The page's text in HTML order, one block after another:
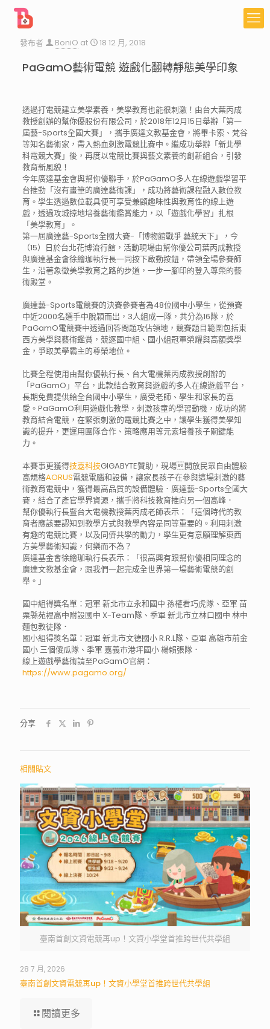
發布者 BoniO at 18 12 月, 2018
PaGamO藝術電競 遊戲化翻轉靜態美學印象
透過打電競建立美學素養，美學教育也能很刺激！由台大葉丙成
教授創辦的幫你優股份有限公司，於2018年12月15日舉辦「第一
屆藝-Sports全國大賽」，攜手廣達文教基金會，將畢卡索、梵谷
等知名藝術家，帶入熱血刺激電競比賽中。繼成功舉辦「新北學
科電競大賽」後，再度以電競比賽與藝文素養的創新組合，引發
教育新風貌！
今年廣達基金會與幫你優聯手，於PaGamO多人在線遊戲學習平
台推動「沒有畫筆的廣達藝術課」，成功將藝術課程融入數位教
育。學生透過數位載具便可享受兼顧趣味性與教育性的線上遊
戲，透過攻城掠地培養藝術鑑賞能力，以「遊戲化學習」扎根
「美學教育」。
第一屆廣達藝-Sports全國大賽-「博物館戰爭 藝統天下」，今
（15）日於台北花博流行館，活動現場由幫你優公司葉丙成教授
與廣達基金會徐繪珈執行長一同按下啟動按鈕，帶領全場參賽師
生，沿著象徵美學教育之路的步道，一步一腳印的登入尊榮的藝
術殿堂。
廣達藝-Sports電競賽的決賽參賽者為48位國中小學生，從預賽
中近2000名選手中脫穎而出，3人組成一隊，共分為16隊，於
PaGamO電競賽中透過回答問題攻佔領地，競賽題目範圍包括東
西方美學與藝術鑑賞，競逐國中組、國小組冠軍榮耀與高額獎學
金，爭取美學霸主的尊榮地位。
比賽全程使用由幫你優執行長、台大電機葉丙成教授創辦的
「PaGamO」平台，此款結合教育與遊戲的多人在線遊戲平台，
長期免費提供給全台國中小學生，廣受老師、學生和家長的喜
愛。PaGamO利用遊戲化教學，刺激孩童的學習動機，成功的將
教育結合電競，在緊張刺激的電競比賽之中，讓學生獲得美學知
識的提升，更運用團隊合作、策略應用等元素培養孩子關鍵能
力。
本賽事更獲得技嘉科技GIGABYTE贊助，現場開放民眾自由體驗
高規格AORUS電競電腦和設備，讓家長孩子在參與這場刺激的藝
術教育電競中，獲得最高品質的設備體驗．廣達藝-Sports全國大
賽，結合了產官學界資源，攜手將科技教育推向另一個高峰．
幫你優執行長暨台大電機教授葉丙成老師表示：「這個時代的教
育者應該要認知到教學方式與教學內容是同等重要的。利用刺激
有趣的電競比賽，以及同儕共學的動力，學生更有意願理解東西
方美學藝術知識，何樂而不為？
廣達基金會徐繪珈執行長表示：「很高興有跟幫你優相同理念的
廣達文教基金會，跟我們一起完成全世界第一場藝術電競的創
舉。」
國中組得獎名單：冠軍 新北市立永和國中 孫權看巧虎隊、亞軍 苗
栗縣苑裡高中附設國中 X-Team隊、季軍 新北市立林口國中 林中
麵包教徒隊．
國小組得獎名單：冠軍 新北市文德國小 R.R.L隊、亞軍 高雄市前金
國小 三個傻瓜隊、季軍 嘉義市港坪國小 楊賴張隊．
線上遊戲學藝術請至PaGamO官網：
https://www.pagamo.org/
分享
相關貼文
臺南首創文資電競再up！文資小學堂首推跨世代共學組
28 7 月, 2026
臺南首創文資電競再up！文資小學堂首推跨世代共學組
閱讀更多